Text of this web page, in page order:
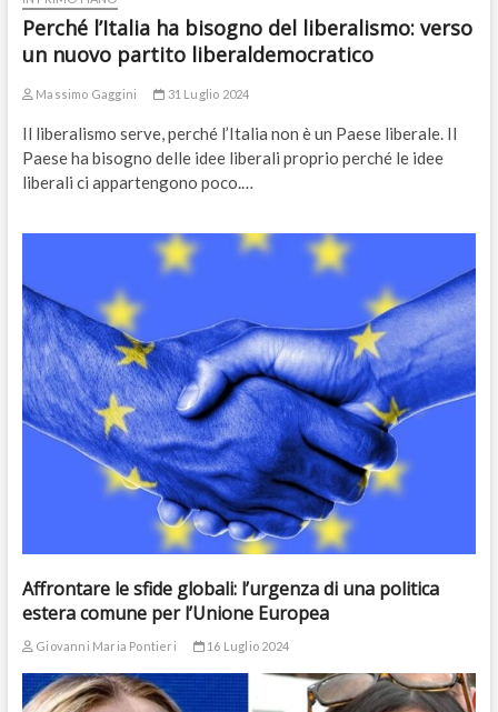
Perché l’Italia ha bisogno del liberalismo: verso
un nuovo partito liberaldemocratico
Massimo Gaggini 31 Luglio 2024
Il liberalismo serve, perché l’Italia non è un Paese liberale. Il
Paese ha bisogno delle idee liberali proprio perché le idee
liberali ci appartengono poco.…
Affrontare le sfide globali: l’urgenza di una politica
estera comune per l’Unione Europea
Giovanni Maria Pontieri 16 Luglio 2024